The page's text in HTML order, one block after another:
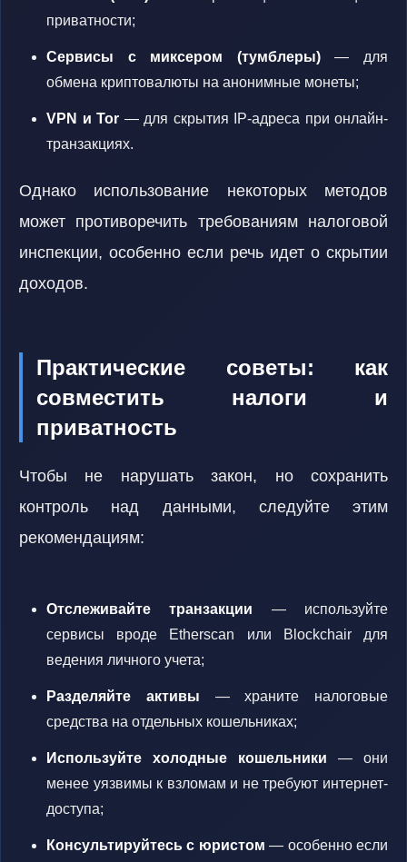
приватности;
Сервисы с миксером (тумблеры)— для
обмена криптовалюты на анонимные монеты;
VPN и Tor — для скрытия IP-адреса при онлайн-
транзакциях.
Однако использование некоторых методов
может противоречить требованиям налоговой
инспекции, особенно если речь идет о скрытии
доходов.
Практические советы: как
совместить налоги и
приватность
Чтобы не нарушать закон, но сохранить
контроль над данными, следуйте этим
рекомендациям:
Отслеживайте транзакции — используйте
сервисы вроде Etherscan или Blockchair для
ведения личного учета;
Разделяйте активы — храните налоговые
средства на отдельных кошельниках;
Используйте холодные кошельники — они
менее уязвимы к взломам и не требуют интернет-
доступа;
Консультируйтесь с юристом — особенно если